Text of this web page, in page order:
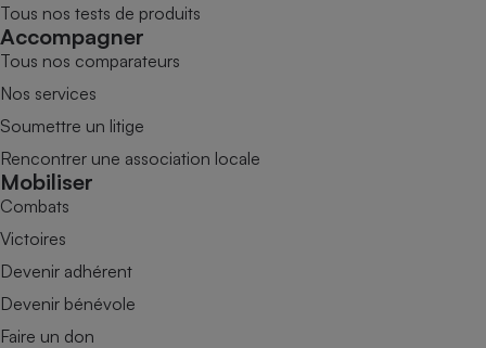
Tous nos tests de produits
Accompagner
Tous nos comparateurs
Nos services
Soumettre un litige
Rencontrer une association locale
Mobiliser
Combats
Victoires
Devenir adhérent
Devenir bénévole
Faire un don